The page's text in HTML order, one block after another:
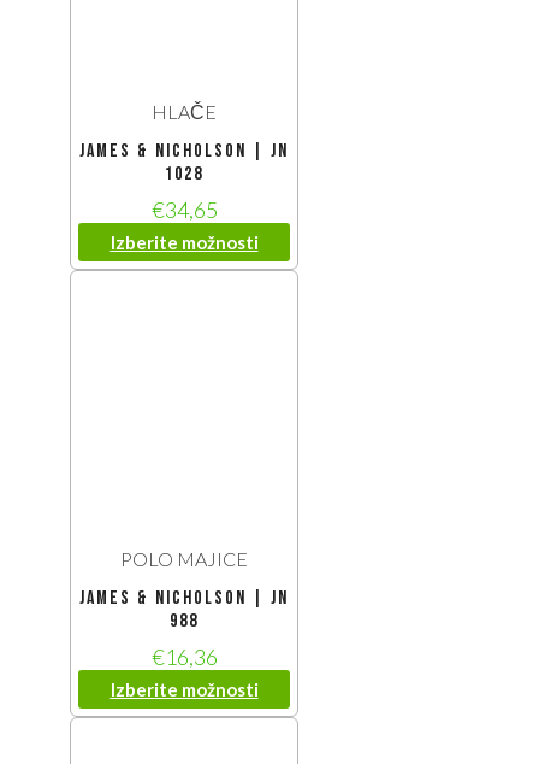
HLAČE
James & Nicholson | JN
1028
€34,65
Izberite možnosti
POLO MAJICE
James & Nicholson | JN
988
€16,36
Izberite možnosti